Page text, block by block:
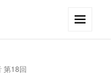
第18回